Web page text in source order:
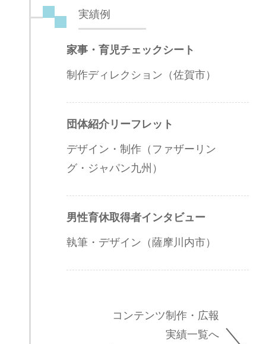
実績例
家事・育児チェックシート
制作ディレクション（佐賀市）
団体紹介リーフレット
デザイン・制作（ファザーリン
グ・ジャパン九州）
男性育休取得者インタビュー
執筆・デザイン（薩摩川内市）
コンテンツ制作・広報
実績一覧へ